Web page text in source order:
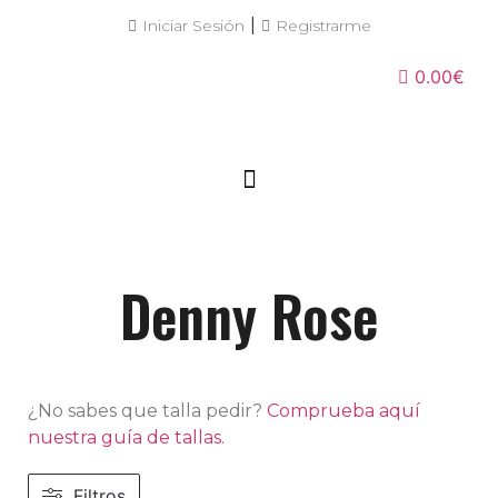
Iniciar Sesión Registrarme
0.00€
Denny Rose
¿No sabes que talla pedir? Comprueba aquí
nuestra guía de tallas.